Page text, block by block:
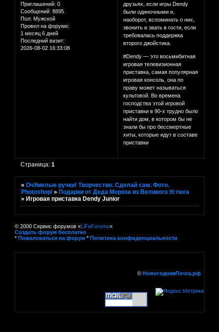
Приглашений: 0
Сообщений: 8895
Пол: Мужской
Провел на форуме:
1 месяц 6 дней
Последний визит:
2026-08-02 16:33:08
друзьях, если игры Dendy
были одиночными и,
наоборот, вспоминать о них,
звонить и звать в гости, если
требовалась поддержка
второго джойстика.
#Dendy — это восьмибитная
игровая телевизионная
приставка, самая популярная
игровая консоль, она по
праву может называться
культовой. Во времена
господства этой игровой
приставки в 90-х трудно было
найти дом, в котором бы не
знали бы про бессмертные
хиты, которые идут в составе
приставки
Страница:1
»ОчУмелые ручки! Творчество. Сделай сам. Фото.
Photoshop/ »Подарки от Деда Мороза из Великого Устюга
»Игровая приставка Dendy Junior
© 2000 Сервис форумов «LiFeForums»
Создать форум бесплатно
* Пожаловаться на форум * Политика конфиденциальности
© НовогодняяПочта.рф